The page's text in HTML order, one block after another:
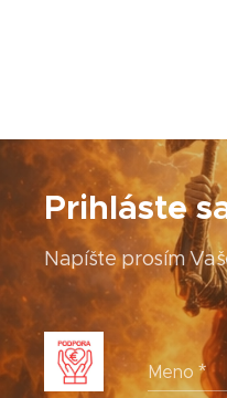
Prihláste
Napíšte prosím
Meno